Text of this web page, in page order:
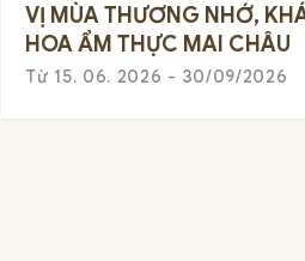
VỊ MÙA THƯƠNG NHỚ,
HOA ẨM THỰC MAI CHÂU
Từ 15. 06. 2026 - 30/09/2026